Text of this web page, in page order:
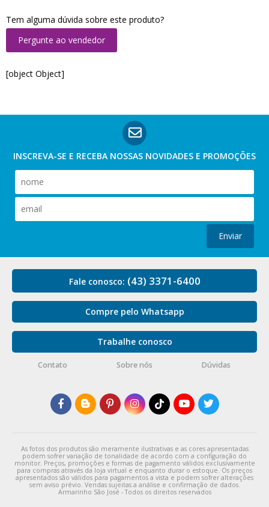
Tem alguma dúvida sobre este produto?
Pergunte ao vendedor
[object Object]
INSCREVA-SE E RECEBA NOSSAS NOVIDADES E PROMOÇÕES
Enviar
Fale conosco: (43) 3371-6400
Compre pelo Whatsapp
Trabalhe conosco
Contato Sobre nós Dúvidas
As fotos dos produtos são meramente ilustrativas e as cores apresentadas
podem sofrer variação de tonalidade de acordo com a configuração do
monitor. Preços, promoções e formas de pagamento válidos exclusivamente
para compras através da loja virtual e enquanto durar o estoque. Os preços
apresentados são válidos para pagamentos a vista e podem sofrer alterações
sem aviso prévio. Vendas sujeitas a análise e confirmação de dados.
Armarinho São José - Todos os direitos reservados